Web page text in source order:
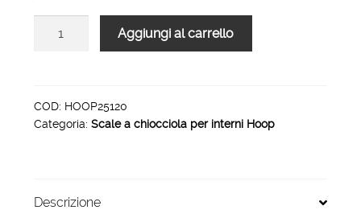
interni
Hoop
cm
Aggiungi al carrello
COD: HOOP25120
Categoria: Scale a chiocciola per interni Hoop
Descrizione